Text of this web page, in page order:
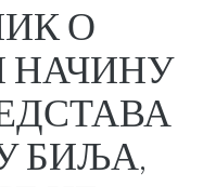
О
НАЧИНУ
БИЉА,